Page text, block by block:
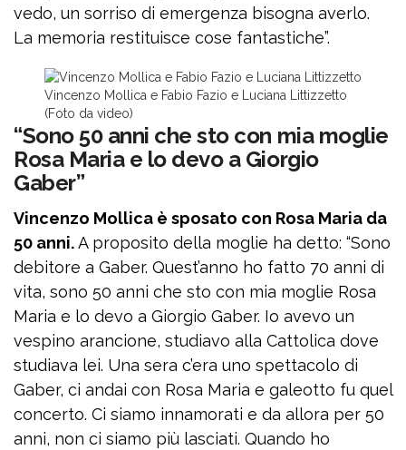
vedo, un sorriso di emergenza bisogna averlo.
La memoria restituisce cose fantastiche”.
Vincenzo Mollica e Fabio Fazio e Luciana Littizzetto
(Foto da video)
“Sono 50 anni che sto con mia moglie
Rosa Maria e lo devo a Giorgio
Gaber”
Vincenzo Mollica è sposato con Rosa Maria da
50 anni.A proposito della moglie ha detto: “Sono
debitore a Gaber. Quest’anno ho fatto 70 anni di
vita, sono 50 anni che sto con mia moglie Rosa
Maria e lo devo a Giorgio Gaber. Io avevo un
vespino arancione, studiavo alla Cattolica dove
studiava lei. Una sera c’era uno spettacolo di
Gaber, ci andai con Rosa Maria e galeotto fu quel
concerto. Ci siamo innamorati e da allora per 50
anni, non ci siamo più lasciati. Quando ho